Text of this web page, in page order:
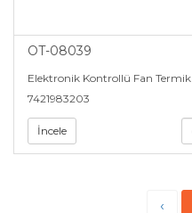
OT-08039
Elektronik Kontrollü Fan Termik
7421983203
İncele
‹